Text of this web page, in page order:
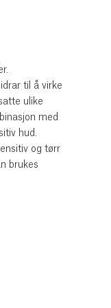
til å virke
ulike
med
hud.
og tørr
brukes